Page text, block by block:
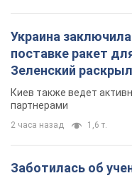
Украина
поставке ракет
Зеленский
Киев также ведет
партнерами
2 часа назад 1,6 т.
Заботилась об